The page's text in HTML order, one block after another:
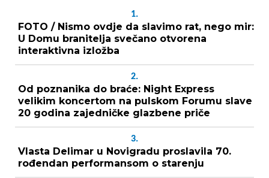
1.
FOTO / Nismo ovdje da slavimo rat, nego mir:
U Domu branitelja svečano otvorena
interaktivna izložba
2.
Od poznanika do braće: Night Express
velikim koncertom na pulskom Forumu slave
20 godina zajedničke glazbene priče
3.
Vlasta Delimar u Novigradu proslavila 70.
rođendan performansom o starenju